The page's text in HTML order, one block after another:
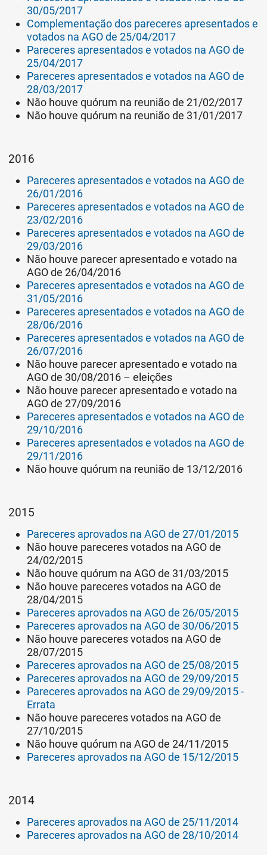
30/05/2017
Complementação dos pareceres apresentados e
votados na AGO de 25/04/2017
Pareceres apresentados e votados na AGO de
25/04/2017
Pareceres apresentados e votados na AGO de
28/03/2017
Não houve quórum na reunião de 21/02/2017
Não houve quórum na reunião de 31/01/2017
2016
Pareceres apresentados e votados na AGO de
26/01/2016
Pareceres apresentados e votados na AGO de
23/02/2016
Pareceres apresentados e votados na AGO de
29/03/2016
Não houve parecer apresentado e votado na
AGO de 26/04/2016
Pareceres apresentados e votados na AGO de
31/05/2016
Pareceres apresentados e votados na AGO de
28/06/2016
Pareceres apresentados e votados na AGO de
26/07/2016
Não houve parecer apresentado e votado na
AGO de 30/08/2016 – eleições
Não houve parecer apresentado e votado na
AGO de 27/09/2016
Pareceres apresentados e votados na AGO de
29/10/2016
Pareceres apresentados e votados na AGO de
29/11/2016
Não houve quórum na reunião de 13/12/2016
2015
Pareceres aprovados na AGO de 27/01/2015
Não houve pareceres votados na AGO de
24/02/2015
Não houve quórum na AGO de 31/03/2015
Não houve pareceres votados na AGO de
28/04/2015
Pareceres aprovados na AGO de 26/05/2015
Pareceres aprovados na AGO de 30/06/2015
Não houve pareceres votados na AGO de
28/07/2015
Pareceres aprovados na AGO de 25/08/2015
Pareceres aprovados na AGO de 29/09/2015
Pareceres aprovados na AGO de 29/09/2015 -
Errata
Não houve pareceres votados na AGO de
27/10/2015
Não houve quórum na AGO de 24/11/2015
Pareceres aprovados na AGO de 15/12/2015
2014
Pareceres aprovados na AGO de 25/11/2014
Pareceres aprovados na AGO de 28/10/2014